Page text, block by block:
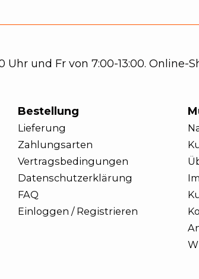
und Fr von 7:00-13:00. Online-
Bestellung
Lieferung
Zahlungsarten
Vertragsbedingungen
Datenschutzerklärung
FAQ
Einloggen / Registrieren